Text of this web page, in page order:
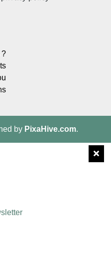
?
by PixaHive.com.